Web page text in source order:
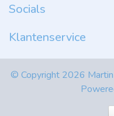
Socials
Klantenservice
© Copyright 2026